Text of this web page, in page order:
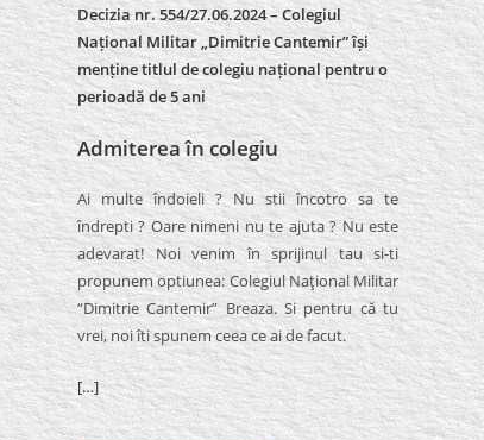
Decizia nr. 554/27.06.2024 – Colegiul
Național Militar „Dimitrie Cantemir” își
menține titlul de colegiu național pentru o
perioadă de 5 ani
Admiterea în colegiu
Ai multe îndoieli ? Nu stii încotro sa te
îndrepti ? Oare nimeni nu te ajuta ? Nu este
adevarat! Noi venim în sprijinul tau si-ti
propunem optiunea: Colegiul Naţional Militar
“Dimitrie Cantemir” Breaza. Si pentru că tu
vrei, noi îti spunem ceea ce ai de facut.
[…]